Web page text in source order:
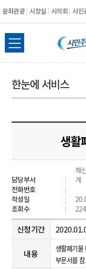
문화관광 시장실 시의회 시민
전
체
뉴
열
한눈에 서비스
생활
담당부서
해
계
전화번호
작성일
조회수
신청기간
내용
생활폐기물
부문서를